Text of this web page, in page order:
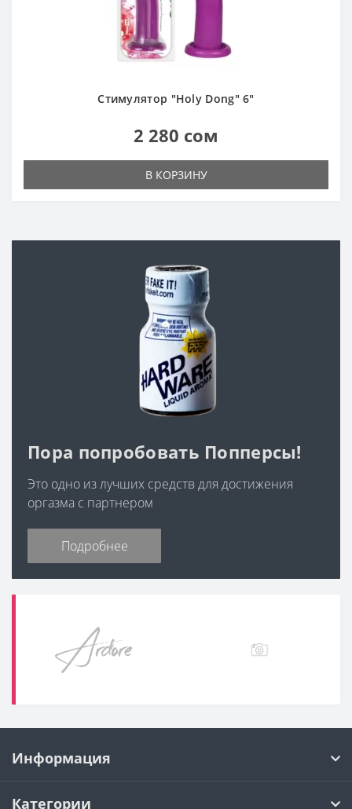
Стимулятор "Holy Dong" 6"
2 280 сом
В КОРЗИНУ
Пора попробовать Попперсы!
Это одно из лучших средств для достижения
оргазма с партнером
Подробнее
Информация
Категории